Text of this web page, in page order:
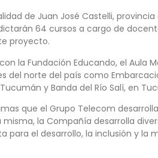
de Juan José Castelli,
64 cursos a cargo de
proyecto.
la Fundación Educando, el Aula
del norte del país como
y Banda del Río Salí, en
que el Grupo Telecom
la Compañía desarrolla
el desarrollo, la inclusión y la